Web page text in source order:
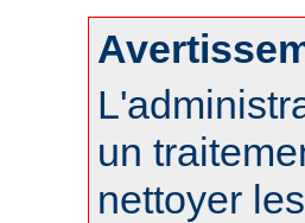
un
nettoyer